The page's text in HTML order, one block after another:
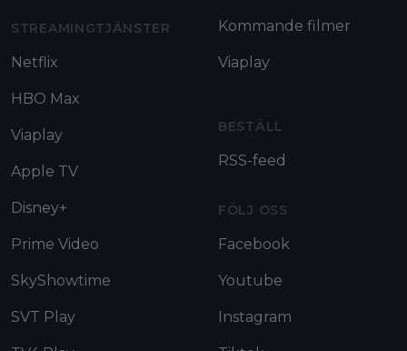
STREAMINGTJÄNSTER
Netflix
HBO Max
Viaplay
Apple TV
Disney+
Prime Video
SkyShowtime
SVT Play
Kommande filmer
Viaplay
BESTÄLL
RSS-feed
FÖLJ OSS
Facebook
Youtube
Instagram